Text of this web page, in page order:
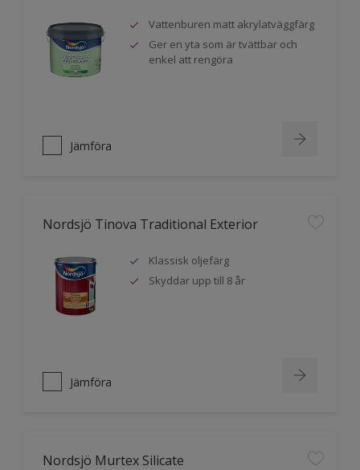
Vattenburen matt akrylatväggfärg
Ger en yta som är tvättbar och
enkel att rengöra
Jämföra
Nordsjö Tinova Traditional Exterior
Klassisk oljefärg
Skyddar upp till 8 år
Jämföra
Nordsjö Murtex Silicate